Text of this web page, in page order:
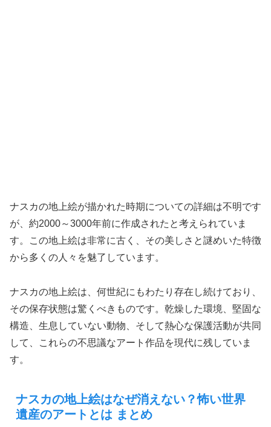
ナスカの地上絵が描かれた時期についての詳細は不明です
が、約2000～3000年前に作成されたと考えられていま
す。この地上絵は非常に古く、その美しさと謎めいた特徴
から多くの人々を魅了しています。
ナスカの地上絵は、何世紀にもわたり存在し続けており、
その保存状態は驚くべきものです。乾燥した環境、堅固な
構造、生息していない動物、そして熱心な保護活動が共同
して、これらの不思議なアート作品を現代に残していま
す。
ナスカの地上絵はなぜ消えない？怖い世界
遺産のアートとは まとめ